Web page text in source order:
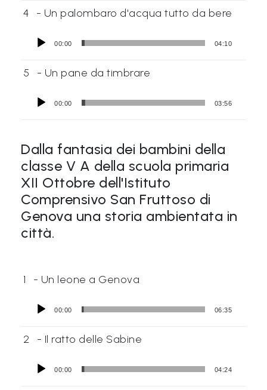
4 - Un palombaro d'acqua tutto da bere
00:00 04:10
5 - Un pane da timbrare
00:00 03:56
Dalla fantasia dei bambini della
classe V A della scuola primaria
XII Ottobre dell'Istituto
Comprensivo San Fruttoso di
Genova una storia ambientata in
città.
1 - Un leone a Genova
00:00 06:35
2 - Il ratto delle Sabine
00:00 04:24